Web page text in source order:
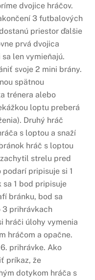
dvojice hráčov.
3 futbalových
priestor ďalšie
prvá dvojica
len vymieňajú.
svoje 2 mini brány.
spätnou
trénera alebo
loptu preberá
Druhý hráč
s loptou a snaží
hráč s loptou
strelu pred
pripisuje si 1
1 bod pripisuje
bránku, bod sa
3 prihrávkach
hráči úlohy vymenia
hráčom a opačne.
prihrávke. Ako
príkaz, že
dotykom hráča s